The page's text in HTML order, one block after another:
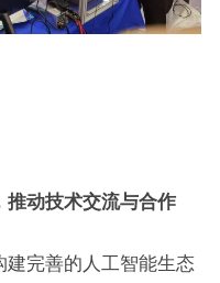
推动技术交流与合作
完善的人工智能生态